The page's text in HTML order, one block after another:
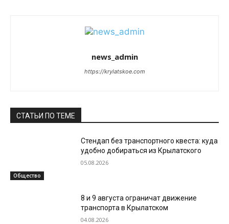
news_admin
https://krylatskoe.com
СТАТЬИ ПО ТЕМЕ
Общество
Стендап без транспортного квеста: куда
удобно добираться из Крылатского
05.08.2026
8 и 9 августа ограничат движение
транспорта в Крылатском
04.08.2026